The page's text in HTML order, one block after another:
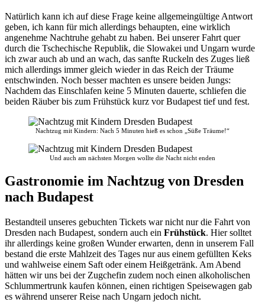
Natürlich kann ich auf diese Frage keine allgemeingültige Antwort
geben, ich kann für mich allerdings behaupten, eine wirklich
angenehme Nachtruhe gehabt zu haben. Bei unserer Fahrt quer
durch die Tschechische Republik, die Slowakei und Ungarn wurde
ich zwar auch ab und an wach, das sanfte Ruckeln des Zuges ließ
mich allerdings immer gleich wieder in das Reich der Träume
entschwinden. Noch besser machten es unsere beiden Jungs:
Nachdem das Einschlafen keine 5 Minuten dauerte, schliefen die
beiden Räuber bis zum Frühstück kurz vor Budapest tief und fest.
Nachtzug mit Kindern: Nach 5 Minuten hieß es schon „Süße Träume!“
Und auch am nächsten Morgen wollte die Nacht nicht enden
Gastronomie im Nachtzug von Dresden
nach Budapest
Bestandteil unseres gebuchten Tickets war nicht nur die Fahrt von
Dresden nach Budapest, sondern auch ein Frühstück. Hier solltet
ihr allerdings keine großen Wunder erwarten, denn in unserem Fall
bestand die erste Mahlzeit des Tages nur aus einem gefüllten Keks
und wahlweise einem Saft oder einem Heißgetränk. Am Abend
hätten wir uns bei der Zugchefin zudem noch einen alkoholischen
Schlummertrunk kaufen können, einen richtigen Speisewagen gab
es während unserer Reise nach Ungarn jedoch nicht.